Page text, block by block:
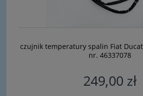
czujnik temperatury spalin Fiat
nr. 46337078
249,00 zł